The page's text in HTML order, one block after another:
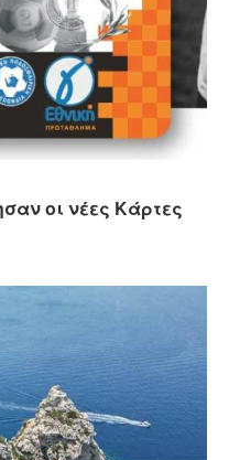
οι νέες Κάρτες